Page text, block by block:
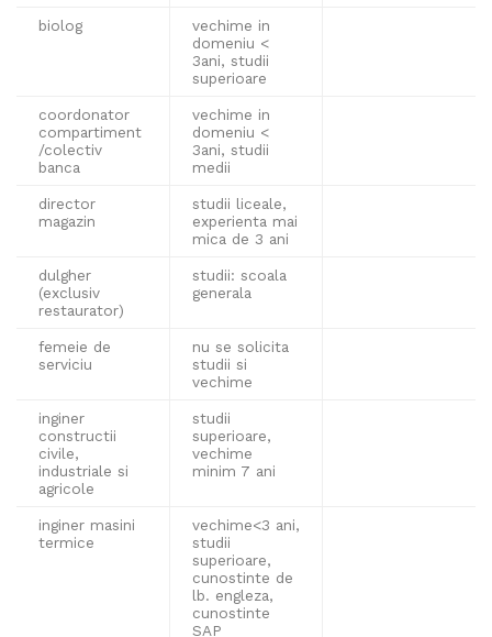
biolog
vechime in
domeniu <
3ani, studii
superioare
coordonator
compartiment
/colectiv
banca
vechime in
domeniu <
3ani, studii
medii
director
magazin
studii liceale,
experienta mai
mica de 3 ani
dulgher
(exclusiv
restaurator)
studii: scoala
generala
femeie de
serviciu
nu se solicita
studii si
vechime
inginer
constructii
civile,
industriale si
agricole
studii
superioare,
vechime
minim 7 ani
inginer masini
termice
vechime<3 ani,
studii
superioare,
cunostinte de
lb. engleza,
cunostinte
SAP